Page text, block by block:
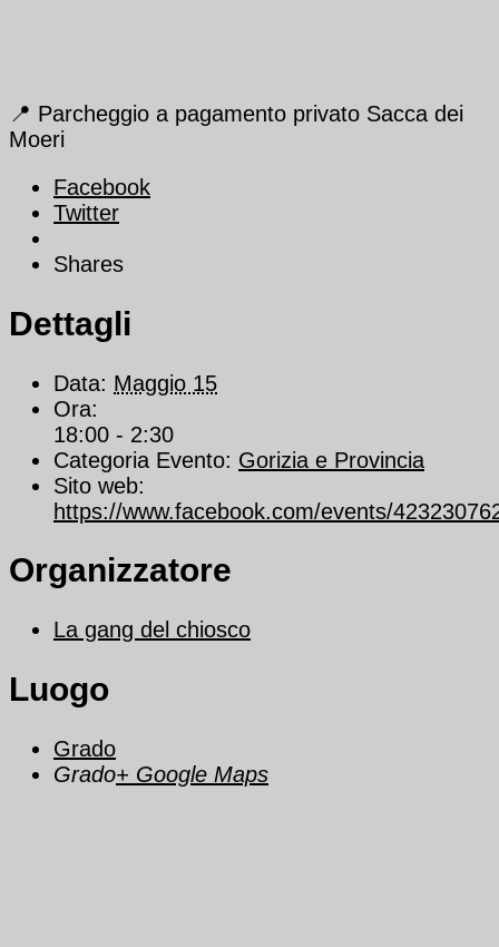
📍 Parcheggio a pagamento privato Sacca dei
Moeri
Facebook
Twitter
Shares
Dettagli
Data: Maggio 15
Ora:
18:00 - 2:30
Categoria Evento: Gorizia e Provincia
Sito web:
https://www.facebook.com/events/
Organizzatore
La gang del chiosco
Luogo
Grado
Grado+ Google Maps